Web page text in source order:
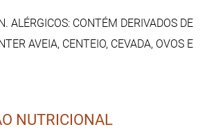
ALÉRGICOS: CONTÉM DERIVADOS DE
AVEIA, CENTEIO, CEVADA, OVOS E
NUTRICIONAL